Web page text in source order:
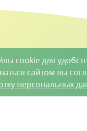
cookie для
сайтом вы
персональных